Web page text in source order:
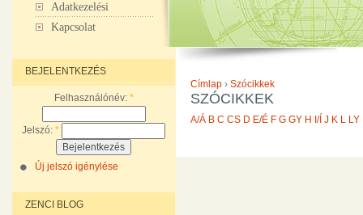
Adatkezelési
Kapcsolat
BEJELENTKEZÉS
Felhasználónév: *
Jelszó: *
Új jelszó igénylése
ZENCI BLOG
Címlap› Szócikkek
SZÓCIKKEK
A/Á B C CS D E/É F G GY H I/Í J K L LY